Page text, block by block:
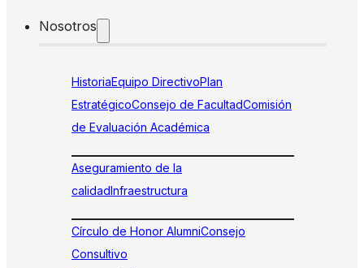
Nosotros
HistoriaEquipo DirectivoPlan
EstratégicoConsejo de FacultadComisión
de Evaluación Académica
Aseguramiento de la
calidadInfraestructura
Círculo de Honor AlumniConsejo
Consultivo